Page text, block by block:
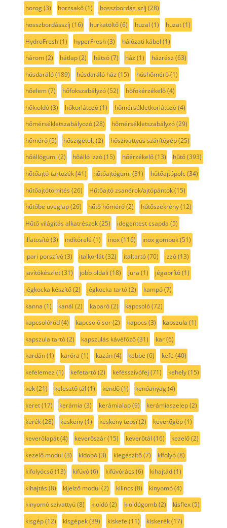
horog(3) horzsakő(1) hosszbordás szíj (28)
hosszbordásszíj (16) hurkatöltő(6) huzal (1) huzat(1)
HydroFresh(1) hyperFresh(3) hálózati kábel (1)
három(2) hátlap(2) hátsó(7) ház (1) házrész (63)
húsdaráló(189) húsdaráló ház (15) húshőmérő(1)
hőelem(7) hőfokszabályzó(52) hőfokérzékelő(4)
hőkioldó(3) hőkorlátozó(1) hőmérsékletkorlátozó(4)
hőmérsékletszabályozó(28) hőmérsékletszabályzó(29)
hőmérő(5) hőszigetelt(2) hőszivattyús szárítógép(25)
hőállógumi (2) hőálló izzó(15) hőérzékelő(13) hűtő(393)
hűtőajtó-tartozék(41) hűtőajtógumi (31) hűtőajtópolc(34)
hűtőajtótömítés (26) Hűtőajtó zsanérok/ajtópántok(15)
hűtőbe üveglap(26) hűtő hőmérő(2) hűtőszekrény(12)
Hűtő világítás alkatrészek(25) idegentest csapda (5)
illatosító(3) indítórelé (1) inox(116) inox gombok(51)
ipari porszívó(3) italkorlát(32) italtartó(70) izzó(13)
javítókészlet(31) jobb oldali (18) Jura (1) jégaprító(1)
jégkocka készítő(2) jégkocka tartó(2) kampó(7)
kanna (1) kanál (2) kaparó(2) kapcsoló(72)
kapcsolórúd(4) kapcsoló sor(2) kapocs (3) kapszula (1)
kapszula tartó(2) kapszulás kávéfőző(31) kar(6)
kardán(1) karóra (1) kazán(4) kebbe (6) kefe (40)
kefelemez (1) kefetartó(2) kefésszívófej (71) kehely(15)
kek(21) kelesztő tál (1) kendő(1) kenőanyag(4)
keret(17) kerámia (3) kerámialap(9) kerámiaszelep(2)
kerék(28) keskeny(1) keskeny tepsi (2) keverőgép(1)
keverőlapát(4) keverőszár(15) keverőtál (16) kezelő(2)
kezelő modul (3) kidobó(3) kiegészítő(7) kifolyó(8)
kifolyócső(13) kifúvó(6) kifúvórács (6) kihajtád(1)
kihajtás (8) kijelző modul (2) kilincs (8) kinyomó(4)
kinyomó szivattyú(8) kioldó(2) kioldógomb(2) kisflex(5)
kisgép(12) kisgépek(39) kiskefe (11) kiskerék(17)